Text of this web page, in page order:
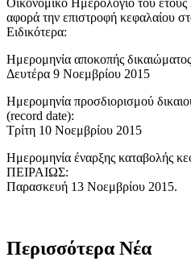
αφορά την επιστροφή κεφαλαίου
Ειδικότερα:
Ημερομηνία αποκοπής
Δευτέρα 9 Νοεμβρίου 2015
Ημερομηνία προσδιορισμού
(record date):
Τρίτη 10 Νοεμβρίου 2015
Ημερομηνία έναρξης καταβολής
ΠΕΙΡΑΙΩΣ:
Παρασκευή 13 Νοεμβρίου 2015.
Περισσότερα Νέα